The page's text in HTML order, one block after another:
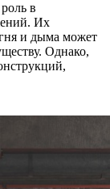
в
Их
и дыма может
Однако,